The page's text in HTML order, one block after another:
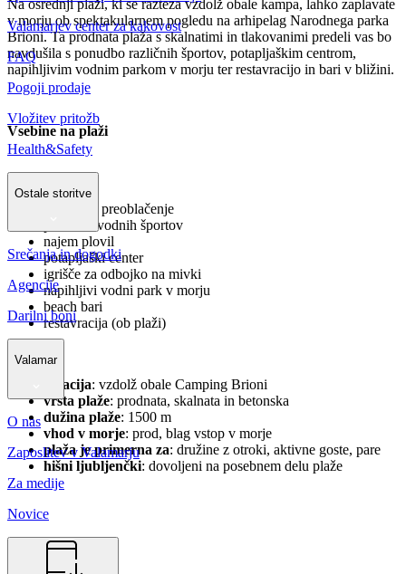
Na osrednji plaži, ki se razteza vzdolž obale kampa, lahko zaplavate
v morju ob spektakularnem pogledu na arhipelag Narodnega parka
Brioni. Ta prodnata plaža s skalnatimi in tlakovanimi predeli vas bo
navdušila s ponudbo različnih športov, potapljaškim centrom,
napihljivim vodnim parkom v morju ter restavracijo in bari v bližini.
Vsebine na plaži
tuši
kabine za preoblačenje
ponudba vodnih športov
najem plovil
potapljaški center
igrišče za odbojko na mivki
napihljivi vodni park v morju
beach bari
restavracija (ob plaži)
lokacija: vzdolž obale Camping Brioni
vrsta plaže: prodnata, skalnata in betonska
dužina plaže: 1500 m
vhod v morje: prod, blag vstop v morje
plaža je primerna za: družine z otroki, aktivne goste, pare
hišni ljubljenčki: dovoljeni na posebnem delu plaže
Valamarjev center za kakovost
FAQ
Pogoji prodaje
Vložitev pritožb
Health&Safety
Ostale storitve
Srečanja in dogodki
Agencije
Darilni boni
Valamar
O nas
Zaposlitev v Valamarju
Za medije
Novice